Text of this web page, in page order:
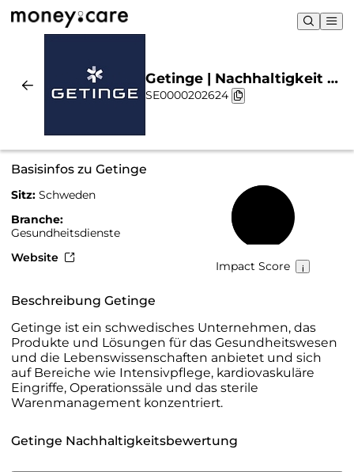
Getinge | Nachhaltigkeit &
Chart
SE0000202624
Basisinfos zu Getinge
Sitz: Schweden
Branche:
Gesundheitsdienste
Website
Impact Score
Beschreibung Getinge
Getinge ist ein schwedisches Unternehmen, das
Produkte und Lösungen für das Gesundheitswesen
und die Lebenswissenschaften anbietet und sich
auf Bereiche wie Intensivpflege, kardiovaskuläre
Eingriffe, Operationssäle und das sterile
Warenmanagement konzentriert.
Getinge Nachhaltigkeitsbewertung